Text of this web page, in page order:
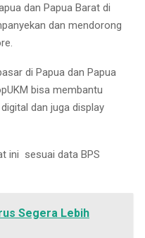
dan Papua Barat di
dan mendorong
di Papua dan Papua
bisa membantu
dan juga display
ini sesuai data BPS
Segera Lebih